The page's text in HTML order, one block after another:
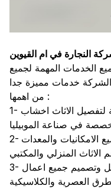
الخدمات المهمة لجميع
خدمات مميزة جدا
من اهمها :
1- توفير اجود انواع الاخشاب الازمة لتفصيل الاثاث اخشاب
2- اكبر منجرة اخشاب مزودة بجميع الامكانيات والمعدات
3- نخبة من النجارين والفنيين لتفصيل وتصميم جميع اعمال